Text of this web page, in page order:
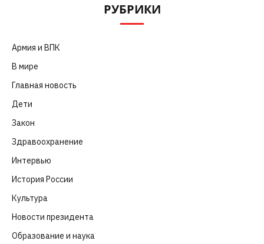
РУБРИКИ
Армия и ВПК
В мире
Главная новость
Дети
Закон
Здравоохранение
Интервью
История России
Культура
Новости президента
Образование и наука